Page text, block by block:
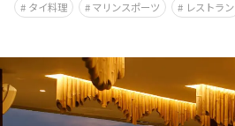
タイ料理 マリンスポーツ レストラン